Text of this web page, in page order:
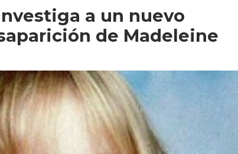
a un nuevo
de Madeleine